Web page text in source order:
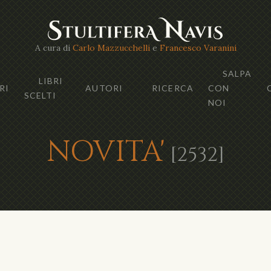
A cura di Carlo Mazzucchellie Francesco Varanini
LIBRI
SCELTI
AUTORI RICERCA
SALPA
CON
NOI
NOVITA' [2532]